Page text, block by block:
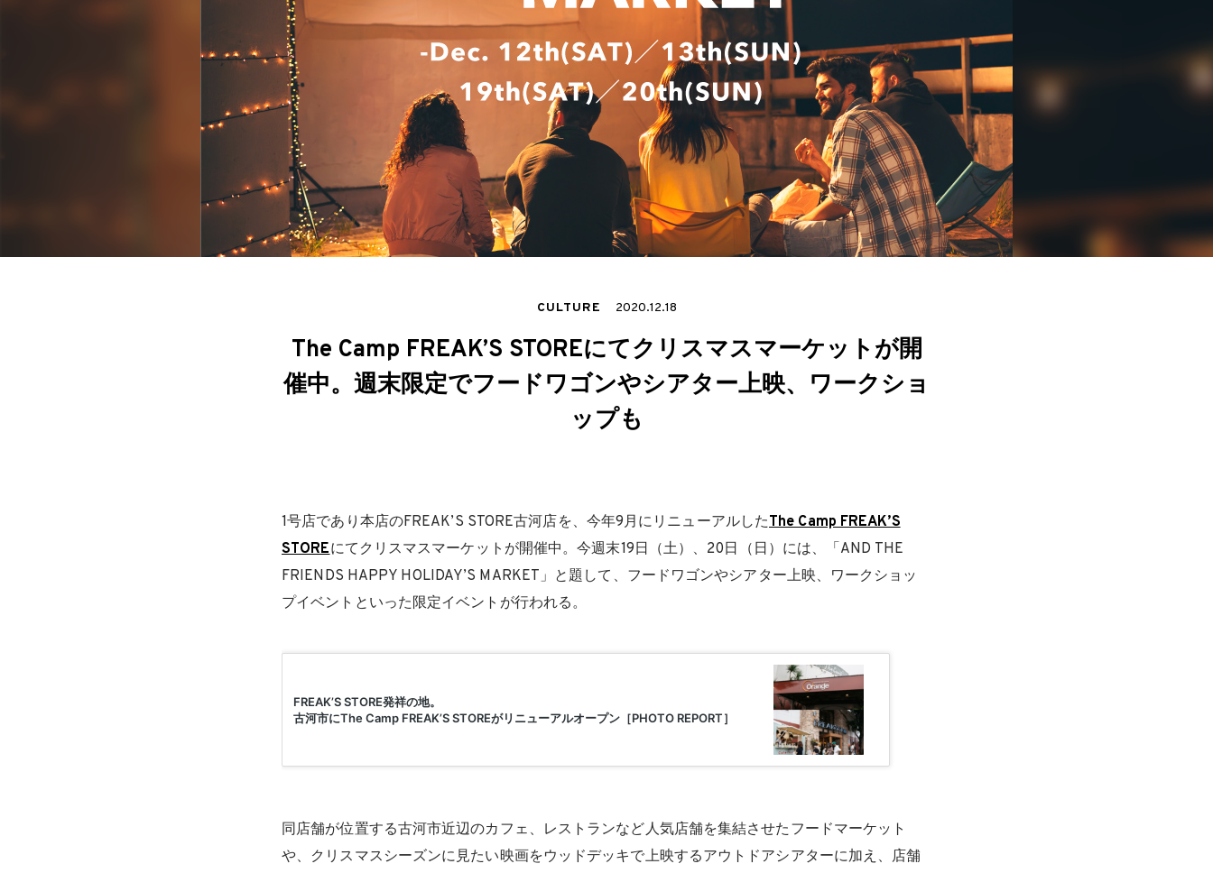
CULTURE 2020.12.18
The Camp FREAK’S STOREにてクリスマスマーケットが開
催中。週末限定でフードワゴンやシアター上映、ワークショ
ップも
1号店であり本店のFREAK’S STORE古河店を、今年9月にリニューアルしたThe Camp FREAK’S
STOREにてクリスマスマーケットが開催中。今週末19日（土）、20日（日）には、「AND THE
FRIENDS HAPPY HOLIDAY’S MARKET」と題して、フードワゴンやシアター上映、ワークショッ
プイベントといった限定イベントが行われる。
同店舗が位置する古河市近辺のカフェ、レストランなど⼈気店舗を集結させたフードマーケット
や、クリスマスシーズンに見たい映画をウッドデッキで上映するアウトドアシアターに加え、店舗